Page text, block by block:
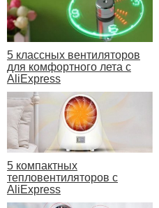
5 классных вентиляторов
для комфортного лета с
AliExpress
5 компактных
тепловентиляторов с
AliExpress